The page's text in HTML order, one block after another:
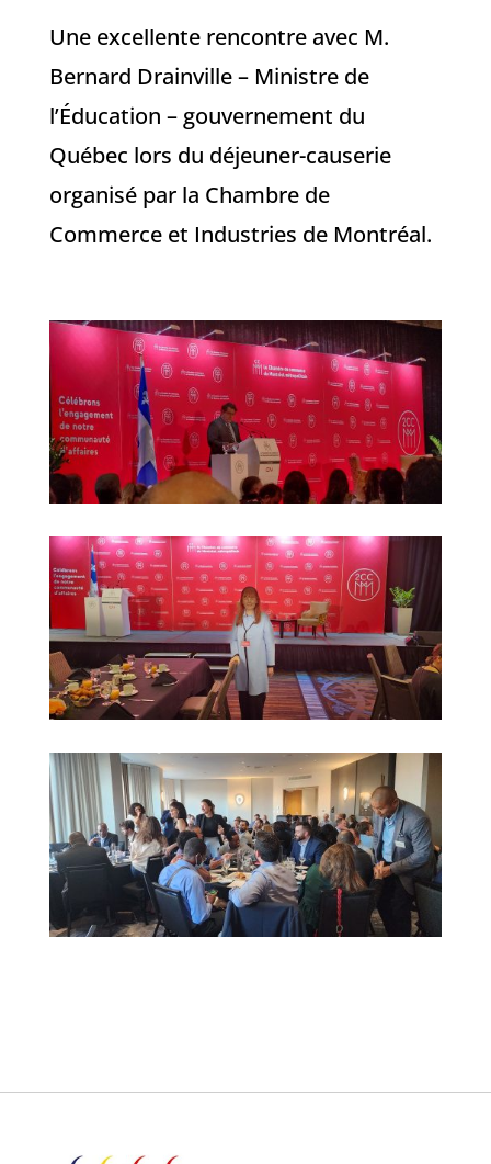
Une excellente rencontre avec M.
Bernard Drainville – Ministre de
l’Éducation – gouvernement du
Québec lors du déjeuner-causerie
organisé par la Chambre de
Commerce et Industries de Montréal.